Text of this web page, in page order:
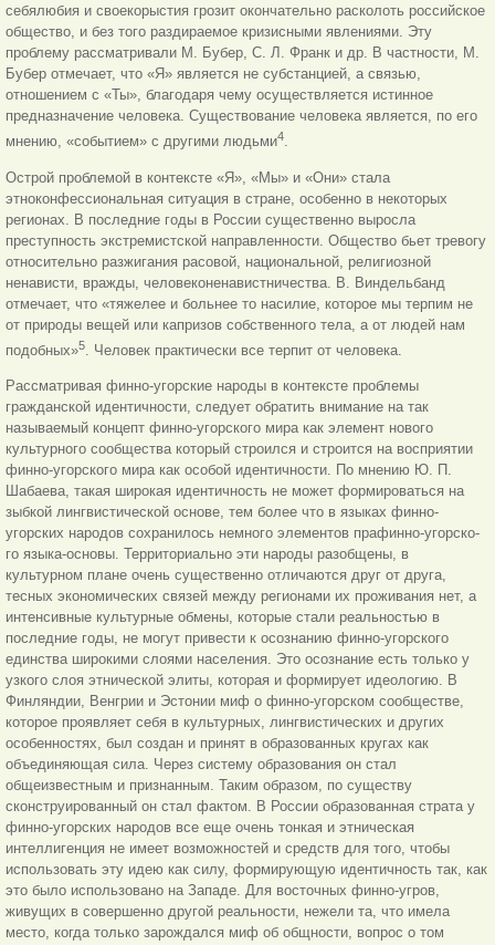
себялюбия и своекорыстия грозит окончательно расколоть российское
общество, и без того раздираемое кризисными явлениями. Эту
проблему рассматривали М. Бубер, С. Л. Франк и др. В частности, М.
Бубер отмечает, что «Я» является не субстанцией, а связью,
отношением с «Ты», благодаря чему осуществляется истинное
предназначение человека. Существование человека является, по его
мнению, «событием» с другими людьми4.
Острой проблемой в контексте «Я», «Мы» и «Они» стала
этноконфессиональная ситуация в стране, особенно в некоторых
регионах. В последние годы в России существенно выросла
преступность экстремистской направленности. Общество бьет тревогу
относительно разжигания расовой, национальной, религиозной
ненависти, вражды, человеконенавистничества. В. Виндельбанд
отмечает, что «тяжелее и больнее то насилие, которое мы терпим не
от природы вещей или капризов собственного тела, а от людей нам
подобных»5. Человек практически все терпит от человека.
Рассматривая финно-угорские народы в контексте проблемы
гражданской идентичности, следует обратить внимание на так
называемый концепт финно-угорского мира как элемент нового
культурного сообщества который строился и строится на восприятии
финно-угорского мира как особой идентичности. По мнению Ю. П.
Шабаева, такая широкая идентичность не может формироваться на
зыбкой лингвистической основе, тем более что в языках финно-
угорских народов сохранилось немного элементов прафинно-угорско-
го языка-основы. Территориально эти народы разобщены, в
культурном плане очень существенно отличаются друг от друга,
тесных экономических связей между регионами их проживания нет, а
интенсивные культурные обмены, которые стали реальностью в
последние годы, не могут привести к осознанию финно-угорского
единства широкими слоями населения. Это осознание есть только у
узкого слоя этнической элиты, которая и формирует идеологию. В
Финляндии, Венгрии и Эстонии миф о финно-угорском сообществе,
которое проявляет себя в культурных, лингвистических и других
особенностях, был создан и принят в образованных кругах как
объединяющая сила. Через систему образования он стал
общеизвестным и признанным. Таким образом, по существу
сконструированный он стал фактом. В России образованная страта у
финно-угорских народов все еще очень тонкая и этническая
интеллигенция не имеет возможностей и средств для того, чтобы
использовать эту идею как силу, формирующую идентичность так, как
это было использовано на Западе. Для восточных финно-угров,
живущих в совершенно другой реальности, нежели та, что имела
место, когда только зарождался миф об общности, вопрос о том